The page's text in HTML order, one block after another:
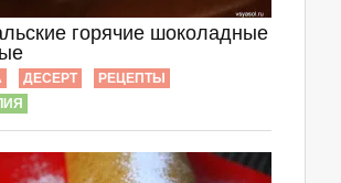
горячие шоколадные
ДЕСЕРТ
РЕЦЕПТЫ